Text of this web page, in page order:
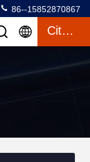
86--15852870867
Citaat